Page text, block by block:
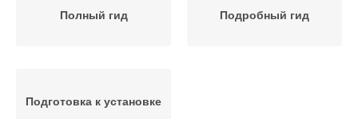
Полный гид Подробный гид
Подготовка к установке